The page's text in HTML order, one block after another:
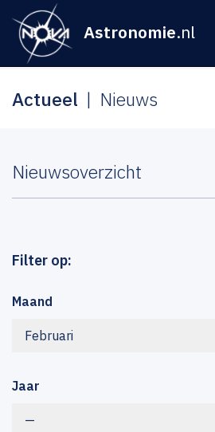
Astronomie.nl
Actueel Nieuws
Nieuwsoverzicht
Filter op:
Maand
Februari
Jaar
—